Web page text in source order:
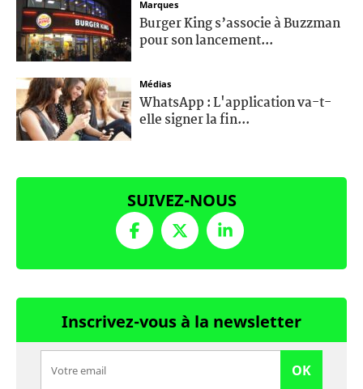
Marques
Burger King s’associe à Buzzman
pour son lancement...
Médias
WhatsApp : L'application va-t-
elle signer la fin...
SUIVEZ-NOUS
Inscrivez-vous à la newsletter
OK